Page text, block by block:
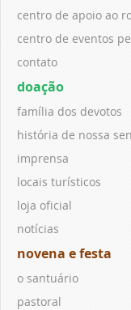
centro de apoio ao
centro de eventos
contato
doação
família dos devotos
história de nossa
imprensa
locais turísticos
loja oficial
notícias
novena e festa
o santuário
pastoral